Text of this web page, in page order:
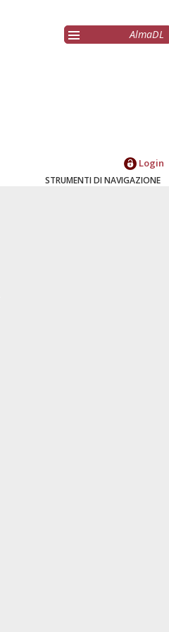
AlmaDL
Login
STRUMENTI DI NAVIGAZIONE